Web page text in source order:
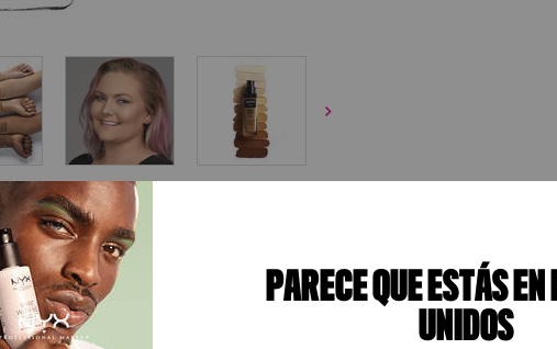
MODO DE USO BENEFICIOS
PARECE QUE ESTÁS
UNIDOS